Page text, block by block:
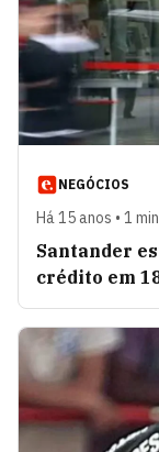
NEGÓCIOS
Há 15 anos • 1
Santander
crédito em